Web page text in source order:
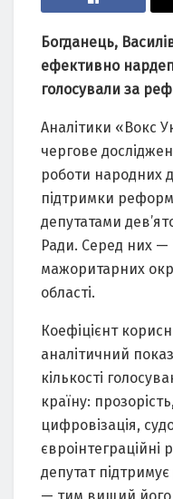
Богданець,
ефективно
голосували за
Аналітики «Вокс
чергове
роботи народних
підтримки
депутатами
Ради. Серед них —
мажоритарних
області.
Коефіцієнт
аналітичний
кількості
країну:
цифровізація,
депутат